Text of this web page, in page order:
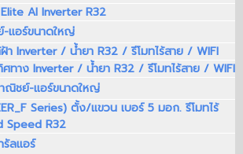
AI Inverter R32
-แอร์ขนาดใหญ่
า Inverter / น้ำยา R32 / รีโมทไร้สาย / WIFI
ทาง Inverter / น้ำยา R32 / รีโมทไร้สาย / WIFI
าณิชย์-แอร์ขนาดใหญ่
Series) ตั้ง/แขวน เบอร์ 5 มอก. รีโมทไร้
Speed R32
รัลแอร์